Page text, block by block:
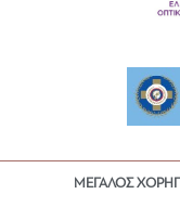
ΜΕΓΑΛΟΣ